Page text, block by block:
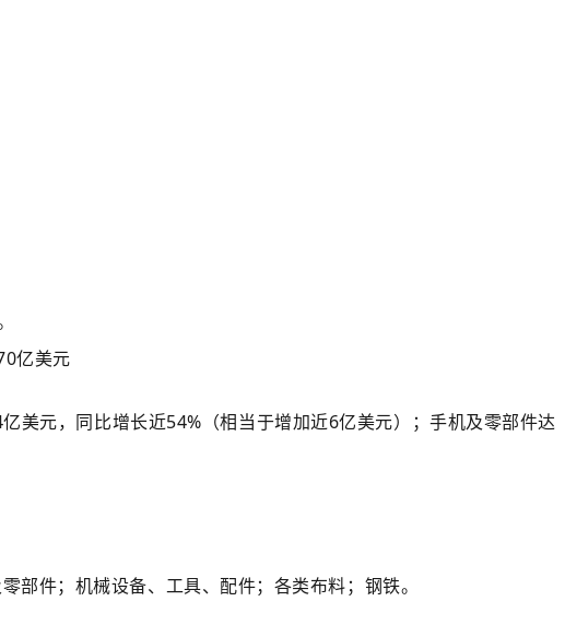
美元，同比增长近54%（相当于增加近6亿美元）；手机及零部件达
件；机械设备、工具、配件；各类布料；钢铁。